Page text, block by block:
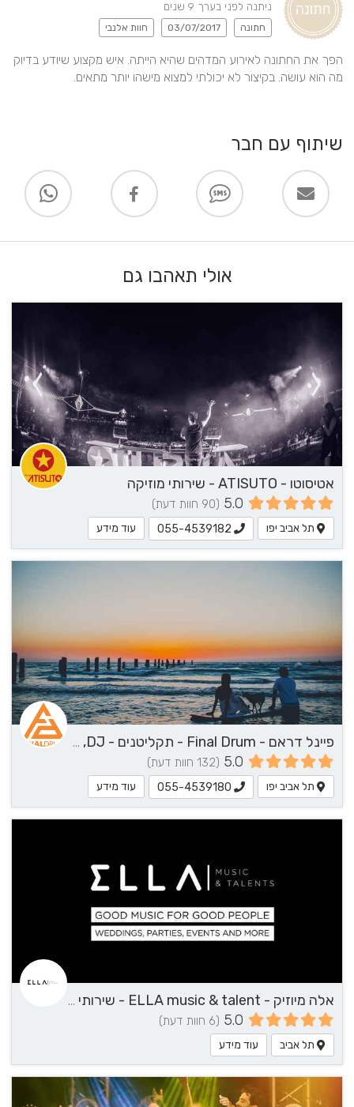
ניתנה לפני בערך 9 שנים
חתונה 03/07/2017 חוות אלנבי
מה הוא עושה. בקיצור לא יכולתי למצוא מישהו יותר מתאים.
שיתוף עם חבר
אולי תאהבו גם
אטיסוטו - ATISUTO - שירותי מוזיקה
5.0 (90 חוות דעת)
תל אביב יפו 055-4539182 עוד מידע
פיינל דראם - Final Drum - תקליטנים - DJ, נגן / הרכב מוזיקלי, שירותי מוזיקה
5.0 (132 חוות דעת)
תל אביב יפו 055-4539180 עוד מידע
אלה מיוזיק - ELLA music & talent - שירותי מוזיקה
5.0 (6 חוות דעת)
תל אביב עוד מידע